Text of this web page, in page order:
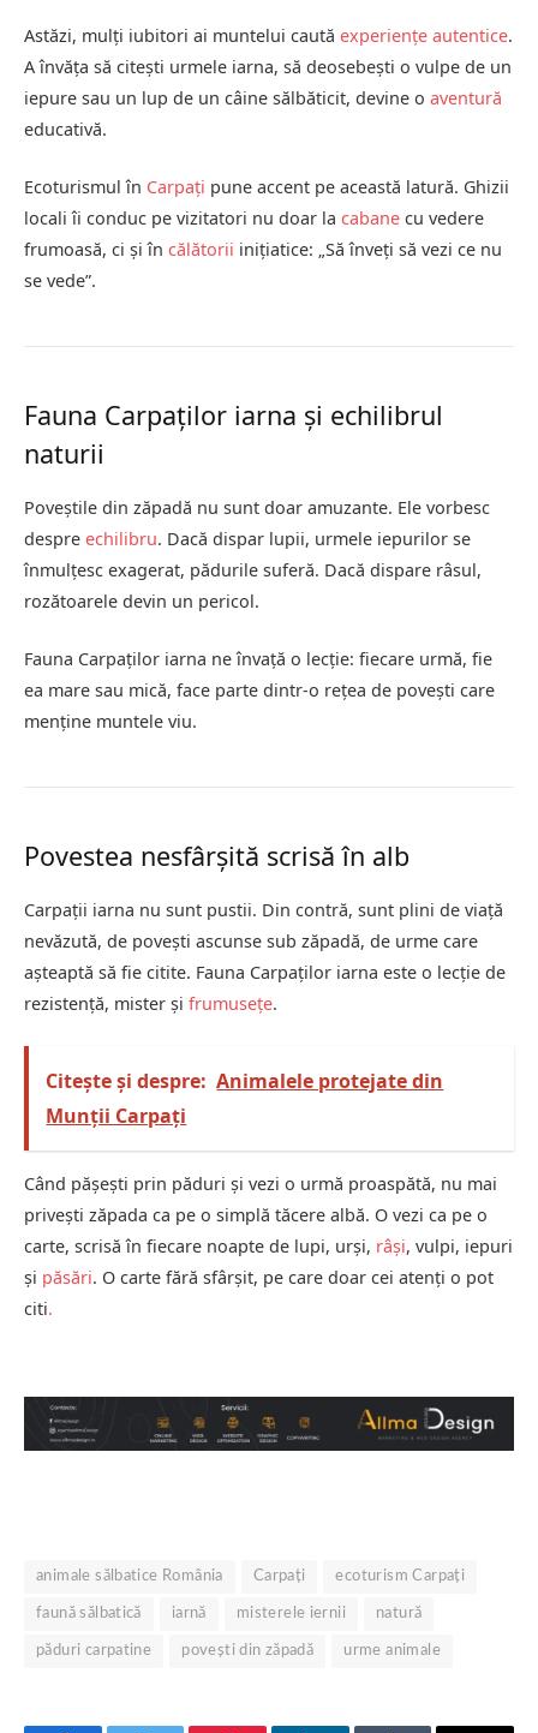
Astăzi, mulți iubitori ai muntelui caută experiențe autentice.
A învăța să citești urmele iarna, să deosebești o vulpe de un
iepure sau un lup de un câine sălbăticit, devine o aventură
educativă.
Ecoturismul în Carpați pune accent pe această latură. Ghizii
locali îi conduc pe vizitatori nu doar la cabane cu vedere
frumoasă, ci și în călătorii inițiatice: „Să înveți să vezi ce nu
se vede”.
Fauna Carpaților iarna și echilibrul
naturii
Poveștile din zăpadă nu sunt doar amuzante. Ele vorbesc
despre echilibru. Dacă dispar lupii, urmele iepurilor se
înmulțesc exagerat, pădurile suferă. Dacă dispare râsul,
rozătoarele devin un pericol.
Fauna Carpaților iarna ne învață o lecție: fiecare urmă, fie
ea mare sau mică, face parte dintr-o rețea de povești care
menține muntele viu.
Povestea nesfârșită scrisă în alb
Carpații iarna nu sunt pustii. Din contră, sunt plini de viață
nevăzută, de povești ascunse sub zăpadă, de urme care
așteaptă să fie citite. Fauna Carpaților iarna este o lecție de
rezistență, mister și frumusețe.
Citește și despre: Animalele protejate din
Munții Carpați
Când pășești prin păduri și vezi o urmă proaspătă, nu mai
privești zăpada ca pe o simplă tăcere albă. O vezi ca pe o
carte, scrisă în fiecare noapte de lupi, urși, râși, vulpi, iepuri
și păsări. O carte fără sfârșit, pe care doar cei atenți o pot
citi.
animale sălbatice România Carpați ecoturism Carpați
faună sălbatică iarnă misterele iernii natură
păduri carpatine povești din zăpadă urme animale